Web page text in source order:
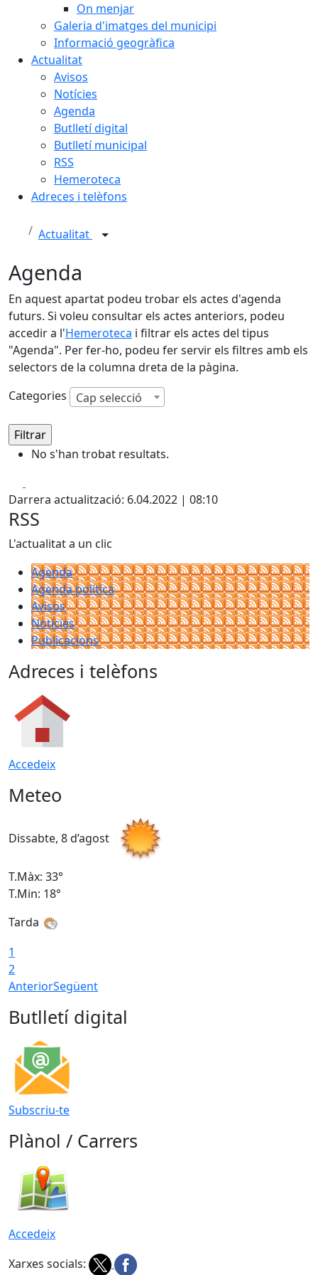
On menjar
Galeria d'imatges del municipi
Informació geogràfica
Actualitat
Avisos
Notícies
Agenda
Butlletí digital
Butlletí municipal
RSS
Hemeroteca
Adreces i telèfons
Actualitat
Agenda
En aquest apartat podeu trobar els actes d'agenda
futurs. Si voleu consultar els actes anteriors, podeu
accedir a l'Hemeroteca i filtrar els actes del tipus
"Agenda". Per fer-ho, podeu fer servir els filtres amb els
selectors de la columna dreta de la pàgina.
Categories
Cap selecció
No s'han trobat resultats.
Darrera actualització: 6.04.2022 | 08:10
RSS
L'actualitat a un clic
Agenda
Agenda política
Avisos
Notícies
Publicacions
Adreces i telèfons
Accedeix
Meteo
Dissabte, 8 d’agost
T.Màx: 33°
T.Min: 18°
Tarda
1
2
AnteriorSegüent
Butlletí digital
Subscriu-te
Plànol / Carrers
Accedeix
Xarxes socials: